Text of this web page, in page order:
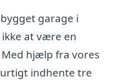
garage i
at være en
hjælp fra vores
indhente tre